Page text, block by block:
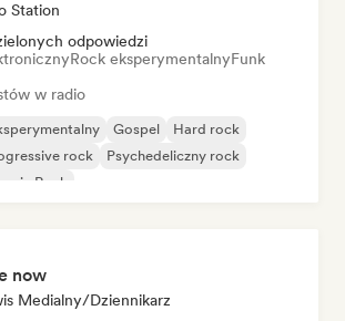
Station
odpowiedzi
Rock eksperymentalnyFunk
w radio
Gospel
Hard rock
rock
Psychedeliczny rock
Rock
now
Medialny/Dziennikarz